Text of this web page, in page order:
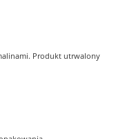
Produkt utrwalony